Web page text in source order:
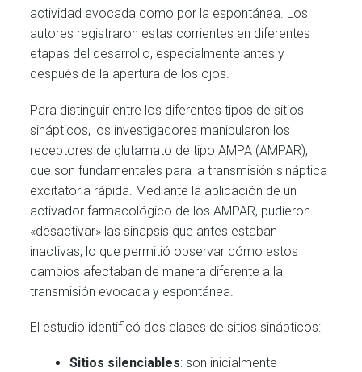
actividad evocada como por la espontánea. Los
autores registraron estas corrientes en diferentes
etapas del desarrollo, especialmente antes y
después de la apertura de los ojos.
Para distinguir entre los diferentes tipos de sitios
sinápticos, los investigadores manipularon los
receptores de glutamato de tipo AMPA (AMPAR),
que son fundamentales para la transmisión sináptica
excitatoria rápida. Mediante la aplicación de un
activador farmacológico de los AMPAR, pudieron
«desactivar» las sinapsis que antes estaban
inactivas, lo que permitió observar cómo estos
cambios afectaban de manera diferente a la
transmisión evocada y espontánea.
El estudio identificó dos clases de sitios sinápticos:
Sitios silenciables: son inicialmente